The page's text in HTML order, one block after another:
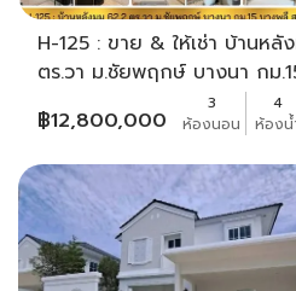
H-125 : ขาย & ให้เช่า บ้านหลั
ตร.วา ม.ชัยพฤกษ์ บางนา กม
฿12,800,000
3
ห้องนอน
4
ห้องน้